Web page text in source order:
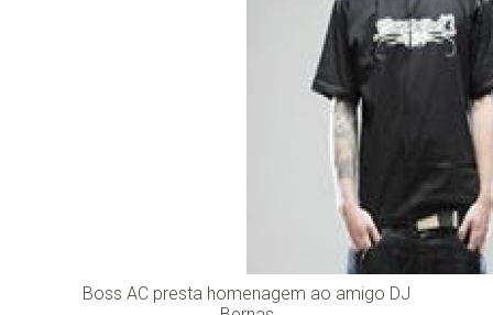
Boss AC presta homenagem ao amigo DJ